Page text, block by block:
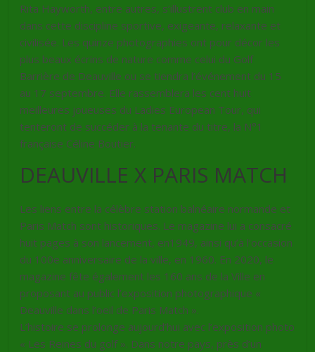
Rita Hayworth, entre autres, s’illustrent club en main
dans cette discipline sportive, exigeante, relaxante et
civilisée. Les quinze photographies ont pour décor les
plus beaux écrins de nature comme celui du Golf
Barrière de Deauville ou se tiendra l’événement du 15
au 17 septembre. Elle rassemblera les cent huit
meilleures joueuses du Ladies European Tour, qui
tenteront de succéder à la tenante du titre, la N°1
française Céline Boutier.
DEAUVILLE X PARIS MATCH
Les liens entre la célèbre station balnéaire normande et
Paris Match sont historiques. Le magazine lui a consacré
huit pages à son lancement, en1949, ainsi qu’à l’occasion
du 100e anniversaire de la ville, en 1960. En 2020, le
magazine fête également les 160 ans de la Ville en
proposant au public l’exposition photographique «
Deauville dans l’oeil de Paris Match ».
L’histoire se prolonge aujourd’hui avec l’exposition photo
« Les Reines du golf ». Dans notre pays, près d’un